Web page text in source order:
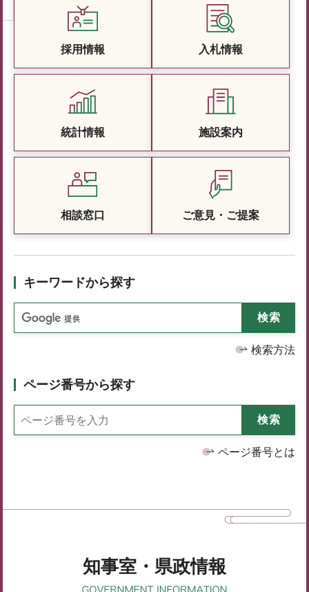
採用情報 入札情報
統計情報 施設案内
相談窓口 ご意見・ご提案
キーワードから探す
検索方法
ページ番号から探す
ページ番号とは
知事室・県政情報